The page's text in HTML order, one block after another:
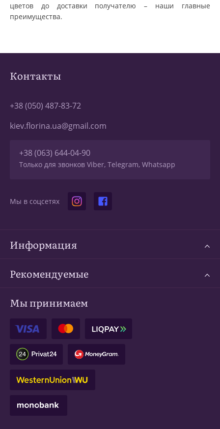
цветов до доставки получателю – наши главные
преимущества.
Контакты
+38 (050) 487-83-72
kiev.florina.ua@gmail.com
+38 (063) 644-04-90
Только для звонков Viber, Telegram, Whatsapp
Мы в соцсетях
Информация
Рекомендуемые
Мы принимаем